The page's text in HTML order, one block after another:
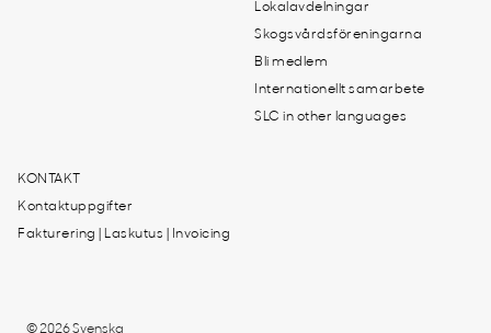
Lokalavdelningar
Skogsvårdsföreningarna
Bli medlem
Internationellt samarbete
SLC in other languages
KONTAKT
Kontaktuppgifter
Fakturering | Laskutus | Invoicing
© 2026 Svenska